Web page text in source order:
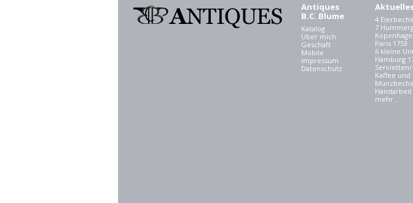
Antiques
B.C. Blume
Katalog
Über mich
Geschäft
Mobile
Impressum
Datenschutz
4
7
Paris 1753
6 kleine
Hamburg
Kaffee und
Handarbeit
mehr...